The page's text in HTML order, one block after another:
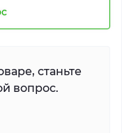
станьте
вопрос.